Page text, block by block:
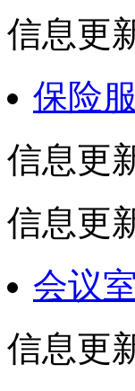
信息更
保险
信息更
信息更
会议
信息更